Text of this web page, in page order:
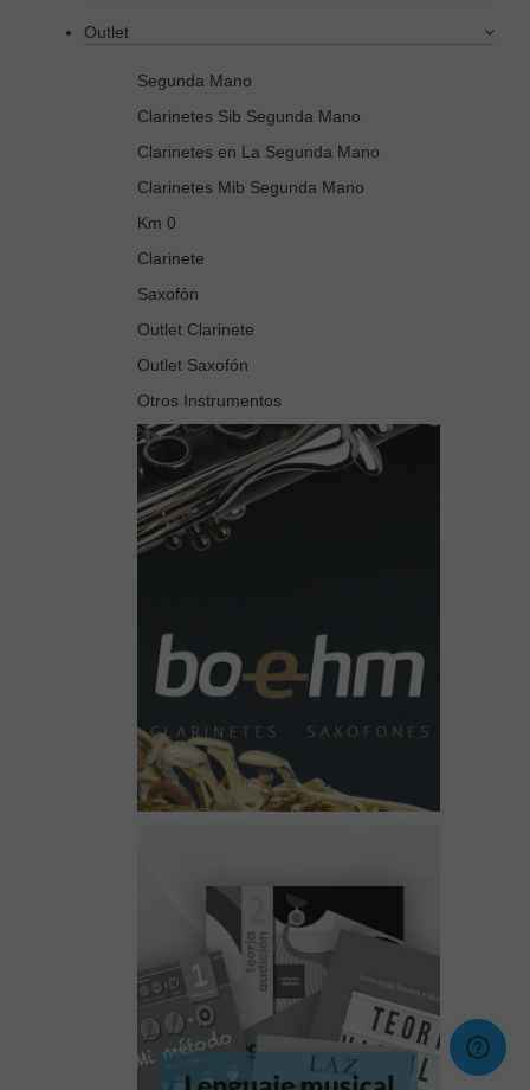
Outlet
Segunda Mano
Clarinetes Sib Segunda Mano
Clarinetes en La Segunda Mano
Clarinetes Mib Segunda Mano
Km 0
Clarinete
Saxofón
Outlet Clarinete
Outlet Saxofón
Otros Instrumentos